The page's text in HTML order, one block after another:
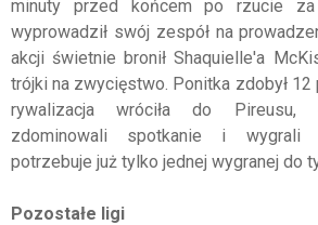
minuty przed końcem po rzucie
wyprowadził swój zespół na
akcji świetnie bronił Shaquielle'a
trójki na zwycięstwo. Ponitka zdobył 12
rywalizacja wróciła do Pireusu,
zdominowali spotkanie i wygrali
potrzebuje już tylko jednej wygranej do
Pozostałe ligi